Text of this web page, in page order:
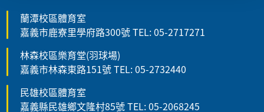
蘭潭校區體育室
嘉義市鹿寮里學府路300號 TEL: 05-2717271
林森校區樂育堂(羽球場)
嘉義市林森東路151號 TEL: 05-2732440
民雄校區體育室
嘉義縣民雄鄉文隆村85號 TEL: 05-2068245